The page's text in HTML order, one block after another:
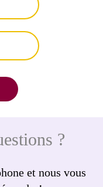
?
et nous vous